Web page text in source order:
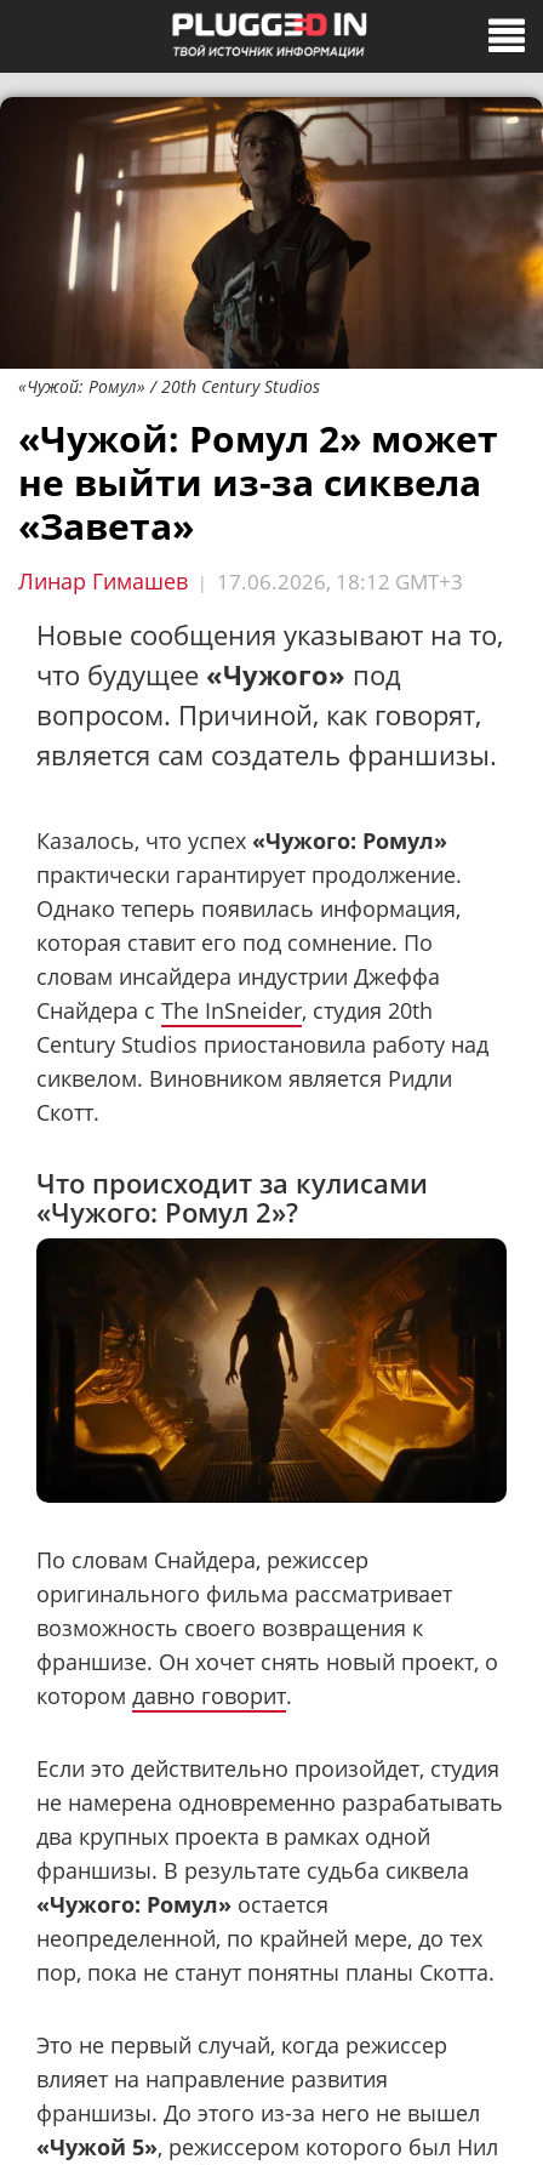
«Чужой: Ромул» / 20th Century Studios
«Чужой: Ромул 2» может
не выйти из-за сиквела
«Завета»
Линар Гимашев | 17.06.2026, 18:12 GMT+3
Новые сообщения указывают на то,
что будущее «Чужого» под
вопросом. Причиной, как говорят,
является сам создатель франшизы.
Казалось, что успех «Чужого: Ромул»
практически гарантирует продолжение.
Однако теперь появилась информация,
которая ставит его под сомнение. По
словам инсайдера индустрии Джеффа
Снайдера с The InSneider, студия 20th
Century Studios приостановила работу над
сиквелом. Виновником является Ридли
Скотт.
Что происходит за кулисами
«Чужого: Ромул 2»?
По словам Снайдера, режиссер
оригинального фильма рассматривает
возможность своего возвращения к
франшизе. Он хочет снять новый проект, о
котором давно говорит.
Если это действительно произойдет, студия
не намерена одновременно разрабатывать
два крупных проекта в рамках одной
франшизы. В результате судьба сиквела
«Чужого: Ромул» остается
неопределенной, по крайней мере, до тех
пор, пока не станут понятны планы Скотта.
Это не первый случай, когда режиссер
влияет на направление развития
франшизы. До этого из-за него не вышел
«Чужой 5», режиссером которого был Нил